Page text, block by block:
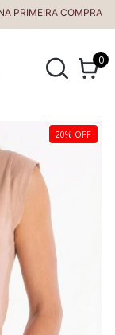
COMPRA
0
20% OFF